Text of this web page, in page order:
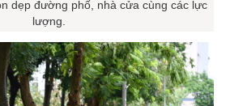
dẹp đường phố, nhà cửa cùng các lực
lượng.